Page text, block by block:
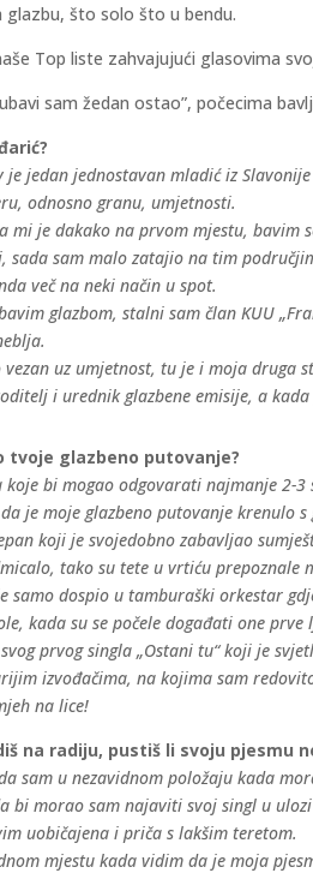
glazbu, što solo što u bendu.
Top liste zahvajujući glasovima
sam žedan ostao”, počecima
je jedan jednostavan mladić iz
odnosno granu, umjetnosti.
mi je dakako na prvom mjestu,
sada sam malo zatajio na tim
več na neki način u spot.
glazbom, stalni sam član KUU
vezan uz umjetnost, tu je i moja druga
i urednik glazbene emisije, a
tvoje glazbeno putovanje?
koje bi mogao odgovarati najmanje 2-
je moje glazbeno putovanje krenulo
koji je svojedobno zabavljao
tako su tete u vrtiću prepoznale
samo dospio u tamburaški orkestar
kada su se počele događati one
prvog singla „Ostani tu“ koji je
izvođačima, na kojima sam
na lice!
na radiju, pustiš li svoju pjesmu
sam u nezavidnom položaju kada
bi morao sam najaviti svoj singl u
uobičajena i priča s lakšim teretom.
mjestu kada vidim da je moja